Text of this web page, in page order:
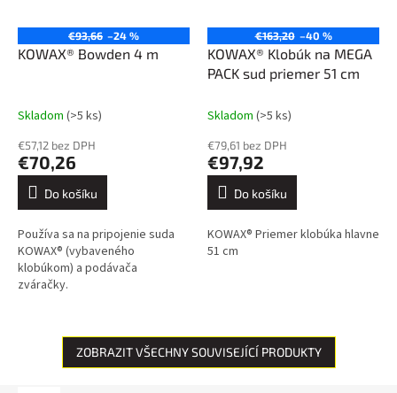
€93,66 –24 %
KOWAX® Bowden 4 m
Skladom (>5 ks)
€57,12 bez DPH
€70,26
Do košíku
Používa sa na pripojenie suda
KOWAX® (vybaveného
klobúkom) a podávača
zváračky.
€163,20 –40 %
KOWAX® Klobúk na MEGA
PACK sud priemer 51 cm
Skladom (>5 ks)
€79,61 bez DPH
€97,92
Do košíku
KOWAX® Priemer klobúka hlavne
51 cm
ZOBRAZIT VŠECHNY SOUVISEJÍCÍ PRODUKTY